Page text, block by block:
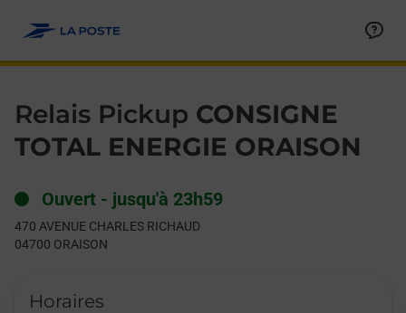
Relais Pickup CONSIGNE
TOTAL ENERGIE ORAISON
Ouvert - jusqu'à 23h59
470 AVENUE CHARLES RICHAUD
04700 ORAISON
Horaires